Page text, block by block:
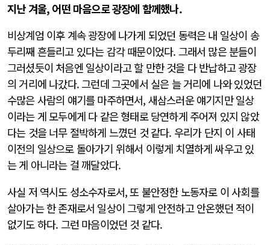
지난 겨울, 어떤 마음으로 광장에 함께했나.
비상계엄 이후 계속 광장에 나가게 되었던 동력은 내 일상이 송
두리째 흔들리고 있다는 감각 때문이었다. 그래서 많은 분들이
그러셨듯이 처음엔 일상이라고 할 만한 것을 다 반납하고 광장
의 거리에 나갔다. 그런데 그곳에서 실은 늘 거리에 나와 있었던
수많은 사람의 얘기를 마주하면서, 새삼스러운 얘기지만 일상
이라는 게 모두에게 다 같은 형태로 당연하게 주어져 있지 않았
다는 것을 너무 절박하게 느꼈던 것 같다. 우리가 단지 이 사태
이전의 일상으로 돌아가기 위해서 이렇게 치열하게 싸우고 있
는 게 아니라는 걸 깨달았다.
사실 저 역시도 성소수자로서, 또 불안정한 노동자로 이 사회를
살아가는 한 존재로서 일상이 그렇게 안전하고 안온했던 적이
없기도 하다. 그런 마음이었던 것 같다.